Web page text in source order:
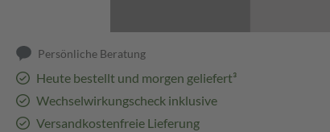
Persönliche Beratung
Heute bestellt und morgen geliefert³
Wechselwirkungscheck inklusive
Versandkostenfreie Lieferung